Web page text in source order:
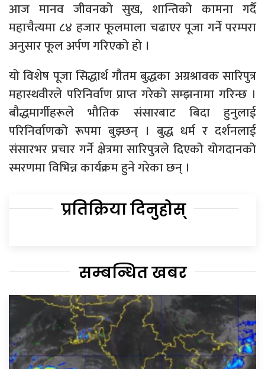
आज मानव जीवनको सुख, शान्तिको कामना गर्दै
महाचैत्यमा ८४ हजार फूलमाला चढाएर पूजा गर्ने परम्परा
अनुसार फूल अर्पण गरिएको हो ।
यो विशेष पूजा सिद्धार्थ गौतम बुद्धका अग्रश्रावक सारिपुत्र
महास्थवीरले परिनिर्वाण प्राप्त गरेको सम्झनामा गरिन्छ ।
बौद्धमार्गीहरूले भौतिक संसारबाट बिदा हुनुलाई
परिनिर्वाणको रूपमा बुझ्छन् । बुद्ध धर्म र दर्शनलाई
संसारभर प्रचार गर्ने क्षेत्रमा सारिपुत्रले दिएको योगदानको
स्मरणमा विभिन्न कार्यक्रम हुने गरेका छन् ।
प्रतिक्रिया दिनुहोस्
सम्बन्धित खबर